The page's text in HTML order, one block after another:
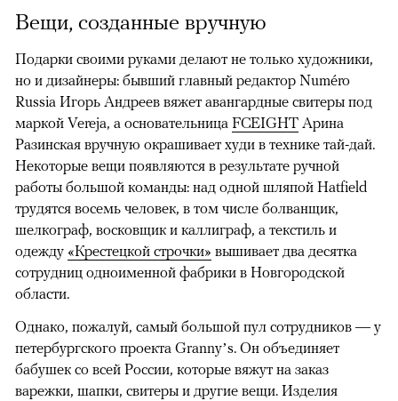
Вещи, созданные вручную
Подарки своими руками делают не только художники,
но и дизайнеры: бывший главный редактор Numéro
Russia Игорь Андреев вяжет авангардные свитеры под
маркой Vereja, а основательница FCEIGHT Арина
Разинская вручную окрашивает худи в технике тай-дай.
Некоторые вещи появляются в результате ручной
работы большой команды: над одной шляпой Hatfield
трудятся восемь человек, в том числе болванщик,
шелкограф, восковщик и каллиграф, а текстиль и
одежду «Крестецкой строчки» вышивает два десятка
сотрудниц одноименной фабрики в Новгородской
области.
Однако, пожалуй, самый большой пул сотрудников — у
петербургского проекта Granny’s. Он объединяет
бабушек со всей России, которые вяжут на заказ
варежки, шапки, свитеры и другие вещи. Изделия